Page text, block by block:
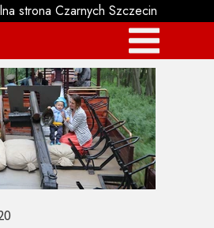
strona Czarnych Szczecin